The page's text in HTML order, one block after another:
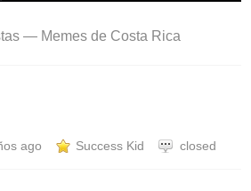
— Memes de Costa Rica
ago Success Kid closed